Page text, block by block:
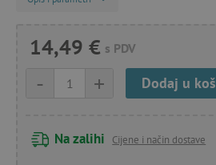
14,49 € s PDV
+
- Dodaj u
Na zalihi Cijene i način dostave